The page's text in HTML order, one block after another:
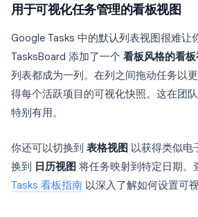
用于可视化任务管理的看板视图
Google Tasks 中的默认列表视图很难让
TasksBoard 添加了一个 看板风格的看板
列表都成为一列。在列之间拖动任务以
得每个活跃项目的可视化快照。这在团
特别有用。
你还可以切换到 表格视图 以获得类似电
换到
日历视图 将任务映射到特定日期。
Tasks 看板指南 以深入了解如何设置可